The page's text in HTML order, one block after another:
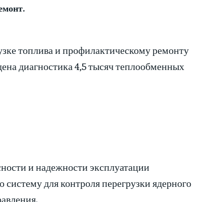
топлива и профилактическому ремонту
диагностика 4,5 тысяч теплообменных
и надежности эксплуатации
для контроля перегрузки ядерного